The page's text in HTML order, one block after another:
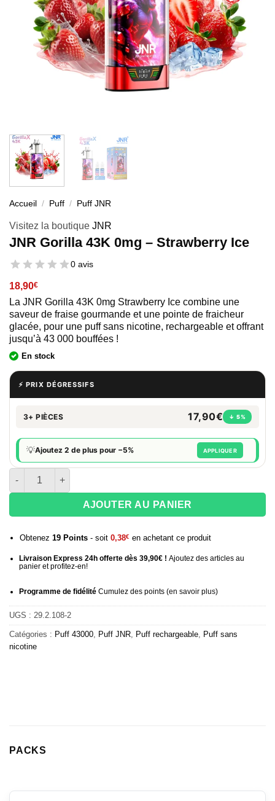
Accueil / Puff / Puff JNR
Visitez la boutique JNR
JNR Gorilla 43K 0mg – Strawberry Ice
0 avis
18,90€
La JNR Gorilla 43K 0mg Strawberry Ice combine une
saveur de fraise gourmande et une pointe de fraicheur
glacée, pour une puff sans nicotine, rechargeable et offrant
jusqu’à 43 000 bouffées !
En stock
⚡ PRIX DÉGRESSIFS
3+ PIÈCES 17,90€ ↓ 5%
💡Ajoutez 2 de plus pour −5% APPLIQUER
quantité de JNR Gorilla 43K 0mg – Strawberry Ice
AJOUTER AU PANIER
Obtenez 19Points- soit 0,38€ en achetant ce produit
Livraison Express 24h offerte dès 39,90€ ! Ajoutez des articles au
panier et profitez-en!
Programme de fidélitéCumulez des points (en savoir plus)
UGS : 29.2.108-2
Catégories : Puff 43000 Puff JNR Puff rechargeable Puff sans
nicotine
PACKS